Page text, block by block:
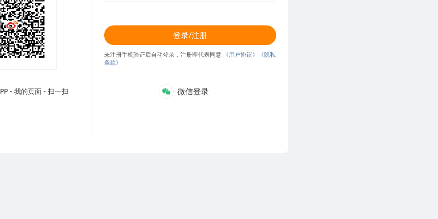
- 我的页面 - 扫一扫
登录/注册
未注册手机验证后自动登录，注册即代表同意 《用户协议》
《隐私
条款》
微信登录